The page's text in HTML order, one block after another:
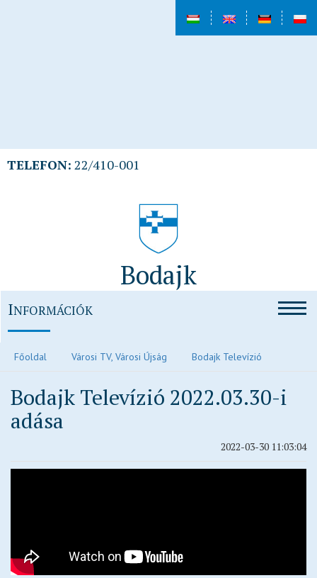
TELEFON: 22/410-001
Bodajk
INFORMÁCIÓK
Polgármesteri köszöntő
Közvilágítás hibabejelentés
Elektronikus ügyintézés és letölthető kérelmek
Idősek otthona
Főoldal Városi TV, Városi Újság Bodajk Televízió
Bodajk Televízió 2022.03.30-i
adása
2022-03-30 11:03:04